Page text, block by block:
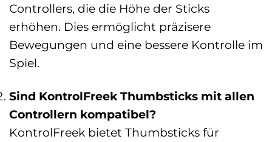
Controllers, die die Höhe der Sticks
erhöhen. Dies ermöglicht präzisere
Bewegungen und eine bessere Kontrolle im
Spiel.
Sind KontrolFreek Thumbsticks mit allen
Controllern kompatibel?
KontrolFreek bietet Thumbsticks für